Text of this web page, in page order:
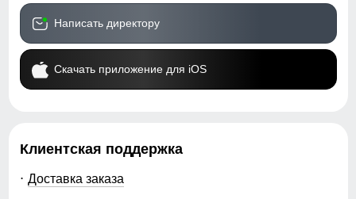
Написать директору
Скачать приложение для iOS
Клиентская поддержка
Доставка заказа